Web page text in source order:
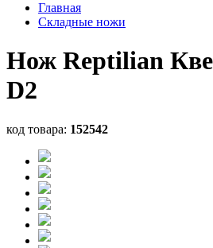
Главная
Складные ножи
Нож Reptilian
D2
код товара: 152542